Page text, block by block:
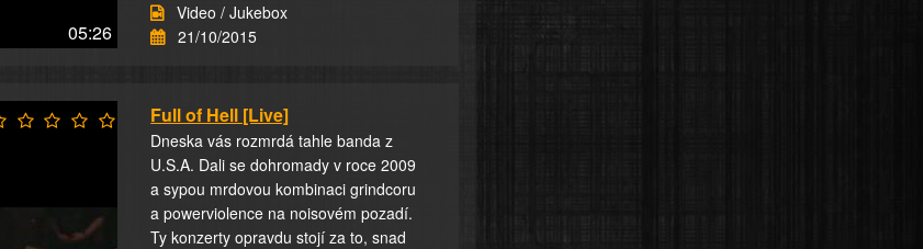
05:26
Video / Jukebox
21/10/2015
Full of Hell [Live]
Dneska vás rozmrdá tahle banda z
U.S.A. Dali se dohromady v roce 2009
a sypou mrdovou kombinaci grindcoru
a powerviolence na noisovém pozadí.
Ty konzerty opravdu stojí za to, snad